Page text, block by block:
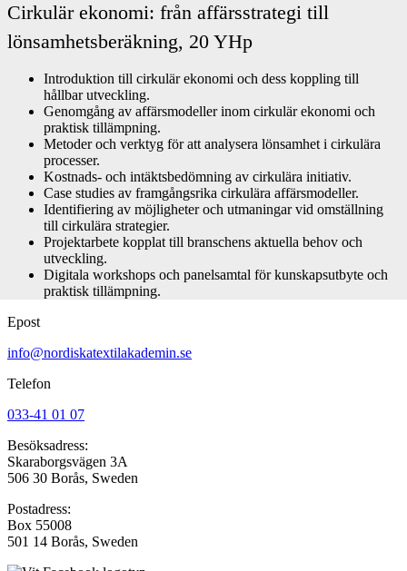
Cirkulär ekonomi: från affärsstrategi till
lönsamhetsberäkning, 20 YHp
Introduktion till cirkulär ekonomi och dess koppling till
hållbar utveckling.
Genomgång av affärsmodeller inom cirkulär ekonomi och
praktisk tillämpning.
Metoder och verktyg för att analysera lönsamhet i cirkulära
processer.
Kostnads- och intäktsbedömning av cirkulära initiativ.
Case studies av framgångsrika cirkulära affärsmodeller.
Identifiering av möjligheter och utmaningar vid omställning
till cirkulära strategier.
Projektarbete kopplat till branschens aktuella behov och
utveckling.
Digitala workshops och panelsamtal för kunskapsutbyte och
praktisk tillämpning.
Epost
info@nordiskatextilakademin.se
Telefon
033-41 01 07
Besöksadress:
Skaraborgsvägen 3A
506 30 Borås, Sweden
Postadress:
Box 55008
501 14 Borås, Sweden